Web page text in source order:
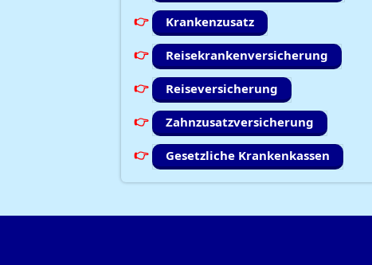
Krankenzusatz
Reisekrankenversicherung
Reiseversicherung
Zahnzusatzversicherung
Gesetzliche Krankenkassen